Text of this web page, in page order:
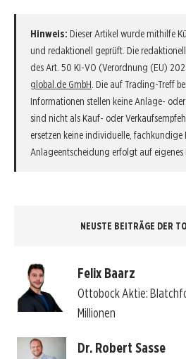
Hinweis: Dieser Artikel wurde mithilfe
und redaktionell geprüft. Die
des Art. 50 KI-VO (Verordnung (EU)
global.de GmbH . Die auf Trading-Treff
Informationen stellen keine Anlage-
sind nicht als Kauf- oder
ersetzen keine individuelle, fachkundige
Anlageentscheidung erfolgt auf eigenes
NEUSTE BEITRÄGE DER
Felix Baarz
Ottobock Aktie:
Millionen
Dr. Robert Sasse